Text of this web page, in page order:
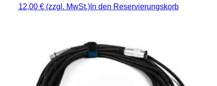
12,00 € (zzgl. MwSt.) In den Reservierungskorb